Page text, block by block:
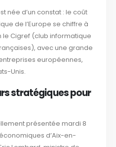
née d’un constat : le coût
de l’Europe se chiffre à
le Cigref (club informatique
avec une grande
européennes,
Unis.
stratégiques pour
présentée mardi 8
d’Aix-en-